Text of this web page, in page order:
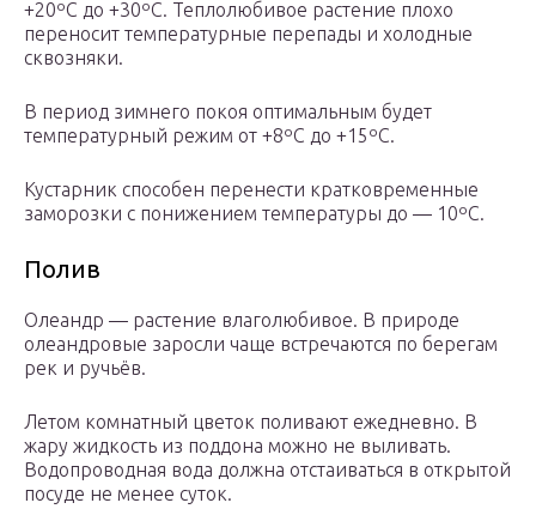
+20ºС до +30ºС. Теплолюбивое растение плохо
переносит температурные перепады и холодные
сквозняки.
В период зимнего покоя оптимальным будет
температурный режим от +8ºС до +15ºС.
Кустарник способен перенести кратковременные
заморозки с понижением температуры до — 10ºС.
Полив
Олеандр — растение влаголюбивое. В природе
олеандровые заросли чаще встречаются по берегам
рек и ручьёв.
Летом комнатный цветок поливают ежедневно. В
жару жидкость из поддона можно не выливать.
Водопроводная вода должна отстаиваться в открытой
посуде не менее суток.